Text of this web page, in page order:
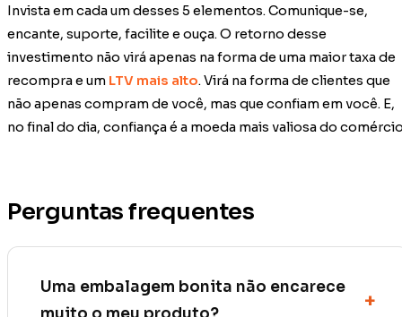
Invista em cada um desses 5 elementos. Comunique-se,
encante, suporte, facilite e ouça. O retorno desse
investimento não virá apenas na forma de uma maior taxa de
recompra e um LTV mais alto. Virá na forma de clientes que
não apenas compram de você, mas que confiam em você. E,
no final do dia, confiança é a moeda mais valiosa do
Perguntas frequentes
Uma embalagem bonita não encarece